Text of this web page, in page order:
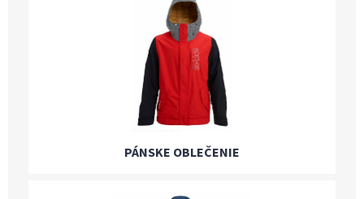
PÁNSKE OBLEČENIE